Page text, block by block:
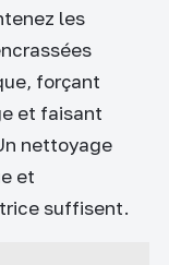
les
forçant
et faisant
nettoyage
et
suffisent.